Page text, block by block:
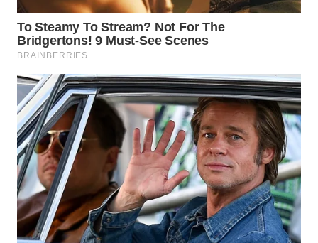
WN
MADURA
SURABAYA
WN
NATUNA
WN
BINTAN
WN
MANDALIKA